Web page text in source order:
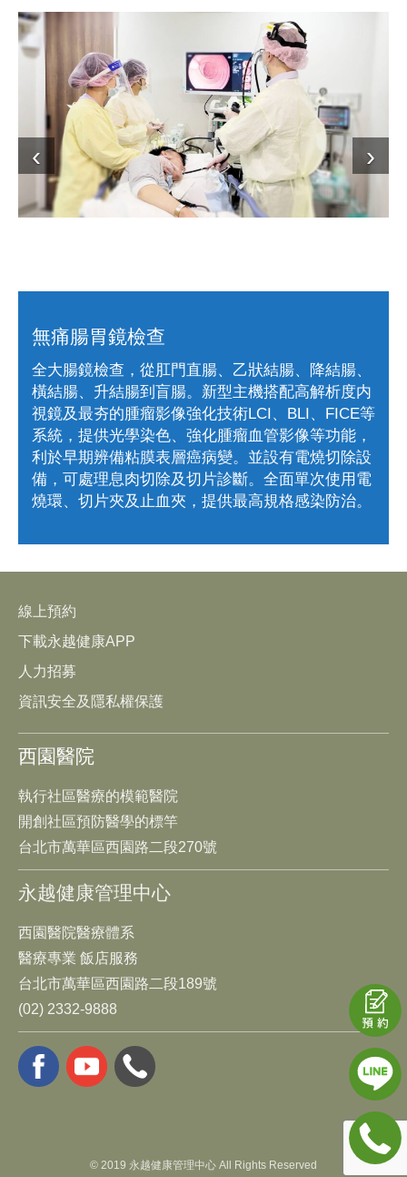
無痛腸胃鏡檢查
全大腸鏡檢查，從肛門直腸、乙狀結腸、降結腸、
橫結腸、升結腸到盲腸。新型主機搭配高解析度内
視鏡及最夯的腫瘤影像強化技術LCI、BLI、FICE等
系統，提供光學染色、強化腫瘤血管影像等功能，
利於早期辨備粘膜表層癌病變。並設有電燒切除設
備，可處理息肉切除及切片診斷。全面單次使用電
燒環、切片夾及止血夾，提供最高規格感染防治。
線上預約
下載永越健康APP
人力招募
資訊安全及隱私權保護
西園醫院
執行社區醫療的模範醫院
開創社區預防醫學的標竿
台北市萬華區西園路二段270號
永越健康管理中心
西園醫院醫療體系
醫療專業 飯店服務
台北市萬華區西園路二段189號
(02) 2332-9888
© 2019 永越健康管理中心 All Rights Reserved